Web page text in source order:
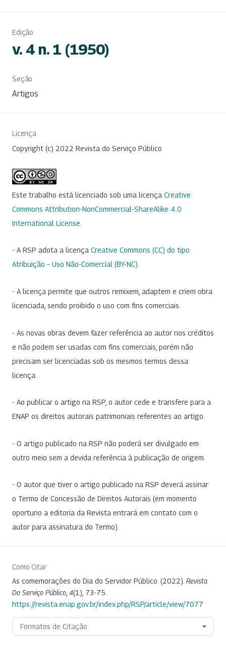
Edição
v. 4 n. 1 (1950)
Seção
Artigos
Licença
Copyright (c) 2022 Revista do Serviço Público
Este trabalho está licenciado sob uma licença Creative
Commons Attribution-NonCommercial-ShareAlike 4.0
International License
- A RSP adota a licença Creative Commons (CC) do tipo
Atribuição – Uso Não-Comercial (BY-NC)
- A licença permite que outros remixem, adaptem e criem obra
licenciada, sendo proibido o uso com fins comerciais.
- As novas obras devem fazer referência ao autor nos créditos
e não podem ser usadas com fins comerciais, porém não
precisam ser licenciadas sob os mesmos termos dessa
licença.
- Ao publicar o artigo na RSP, o autor cede e transfere para a
ENAP os direitos autorais patrimoniais referentes ao artigo.
- O artigo publicado na RSP não poderá ser divulgado em
outro meio sem a devida referência à publicação de origem.
- O autor que tiver o artigo publicado na RSP deverá assinar
o Termo de Concessão de Direitos Autorais (em momento
oportuno a editoria da Revista entrará em contato com o
autor para assinatura do Termo).
Como Citar
As comemorações do Dia do Servidor Público. (2022). Revista
Do Serviço Público 4(1), 73-75.
https://revista.enap.gov.br/index.php/RSP/article/view/7077
Formatos de Citação